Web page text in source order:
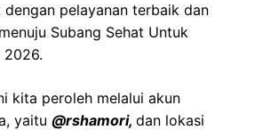
pelayanan terbaik dan
Subang Sehat Untuk
2026.
kita peroleh melalui akun
yaitu @rshamori, dan lokasi